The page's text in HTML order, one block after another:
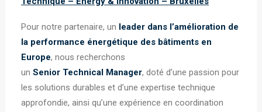
Pour notre partenaire, un leader dans l’amélioration de
la performance énergétique des bâtiments en
Europe, nous recherchons
un Senior Technical Manager, doté d’une passion pour
les solutions durables et d’une expertise technique
approfondie, ainsi qu’une expérience en coordination